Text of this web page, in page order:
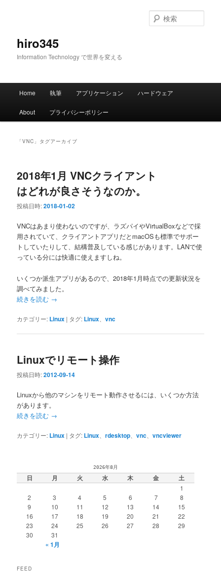
hiro345
Information Technology で世界を変える
索
メ
Home 執筆 アプリケーション ハードウェア
About プライバシーポリシー
「VNC 」タグアーカイブ
2018年1月 VNCクライアント
はどれが良さそうなのか。
投稿日時:2018-01-02
VNCはあまり使わないのですが、ラズパイやVirtualBoxなどで採
用されていて、クライアントアプリだとmacOSも標準でサポー
トしていたりして、結構普及している感じがあります。LANで使
っている分には快適に使えますしね。
いくつか派生アプリがあるので、2018年1月時点での更新状況を
調べてみました。
続きを読む →
カテゴリー: Linux | タグ: Linux 、vnc
Linuxでリモート操作
投稿日時:2012-09-14
Linuxから他のマシンをリモート動作させるには、いくつか方法
があります。
続きを読む →
カテゴリー: Linux | タグ: Linux、rdesktop、vnc、vncviewer
2026年8月
日 月 火 水 木 金 土
1
2
3 4 5 6 7
8
9
10 11 12 13 14
15
16
17 18 19 20 21
22
23
24 25 26 27 28
29
30
31
« 1月
FEED